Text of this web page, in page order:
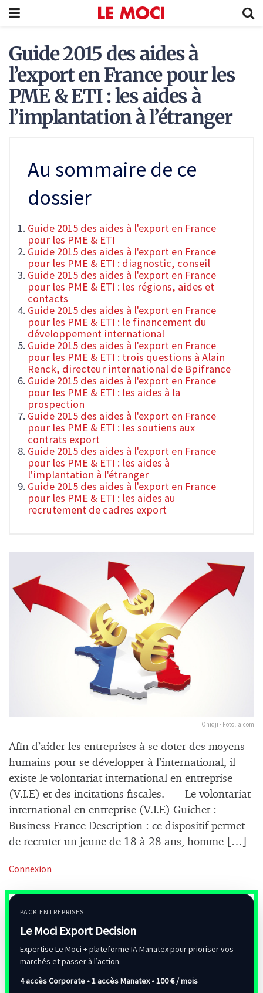
Guide 2015 des aides à
l’export en France pour les
PME & ETI : les aides à
l’implantation à l’étranger
Au sommaire de ce
dossier
Guide 2015 des aides à l'export en France
pour les PME & ETI
Guide 2015 des aides à l'export en France
pour les PME & ETI : diagnostic, conseil
Guide 2015 des aides à l'export en France
pour les PME & ETI : les régions, aides et
contacts
Guide 2015 des aides à l'export en France
pour les PME & ETI : le financement du
développement international
Guide 2015 des aides à l'export en France
pour les PME & ETI : trois questions à Alain
Renck, directeur international de Bpifrance
Guide 2015 des aides à l'export en France
pour les PME & ETI : les aides à la
prospection
Guide 2015 des aides à l'export en France
pour les PME & ETI : les soutiens aux
contrats export
Guide 2015 des aides à l'export en France
pour les PME & ETI : les aides à
l'implantation à l'étranger
Guide 2015 des aides à l'export en France
pour les PME & ETI : les aides au
recrutement de cadres export
Onidji - Fotolia.com
Afin d’aider les entreprises à se doter des moyens
humains pour se développer à l’international, il
existe le volontariat international en entreprise
(V.I.E) et des incitations fiscales. Le volontariat
international en entreprise (V.I.E) Guichet :
Business France Description : ce dispositif permet
de recruter un jeune de 18 à 28 ans, homme […]
Connexion
PACK ENTREPRISES
Le Moci Export Decision
Expertise Le Moci + plateforme IA Manatex pour prioriser vos
marchés et passer à l’action.
4 accès Corporate • 1 accès Manatex •100 € / mois